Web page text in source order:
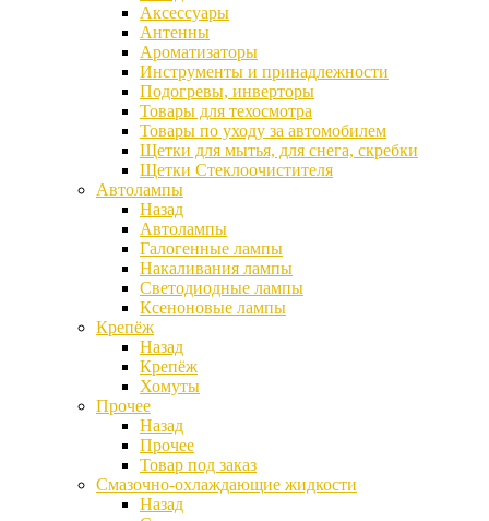
Аксессуары
Антенны
Ароматизаторы
Инструменты и принадлежности
Подогревы, инверторы
Товары для техосмотра
Товары по уходу за автомобилем
Щетки для мытья, для снега, скребки
Щетки Стеклоочистителя
Автолампы
Назад
Автолампы
Галогенные лампы
Накаливания лампы
Светодиодные лампы
Ксеноновые лампы
Крепёж
Назад
Крепёж
Хомуты
Прочее
Назад
Прочее
Товар под заказ
Смазочно-охлаждающие жидкости
Назад